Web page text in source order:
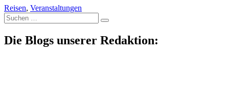
Reisen, Veranstaltungen
Suche
nach:
Die Blogs unserer Redaktion: